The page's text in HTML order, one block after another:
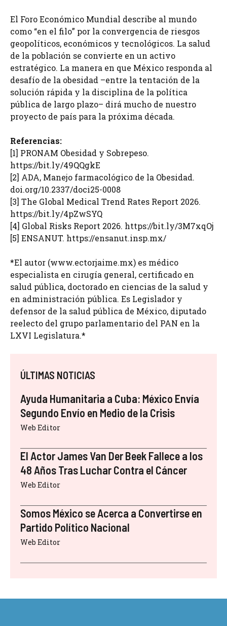
El Foro Económico Mundial describe al mundo
como “en el filo” por la convergencia de riesgos
geopolíticos, económicos y tecnológicos. La salud
de la población se convierte en un activo
estratégico. La manera en que México responda al
desafío de la obesidad –entre la tentación de la
solución rápida y la disciplina de la política
pública de largo plazo– dirá mucho de nuestro
proyecto de país para la próxima década.
Referencias:
[1] PRONAM Obesidad y Sobrepeso.
https://bit.ly/49QQgkE
[2] ADA, Manejo farmacológico de la Obesidad.
doi.org/10.2337/doci25-0008
[3] The Global Medical Trend Rates Report 2026.
https://bit.ly/4pZwSYQ
[4] Global Risks Report 2026. https://bit.ly/3M7xqOj
[5] ENSANUT. https://ensanut.insp.mx/
*El autor (www.ectorjaime.mx) es médico
especialista en cirugía general, certificado en
salud pública, doctorado en ciencias de la salud y
en administración pública. Es Legislador y
defensor de la salud pública de México, diputado
reelecto del grupo parlamentario del PAN en la
LXVI Legislatura.*
ÚLTIMAS NOTICIAS
Ayuda Humanitaria a Cuba: México Envía
Segundo Envío en Medio de la Crisis
Web Editor
El Actor James Van Der Beek Fallece a los
48 Años Tras Luchar Contra el Cáncer
Web Editor
Somos México se Acerca a Convertirse en
Partido Político Nacional
Web Editor